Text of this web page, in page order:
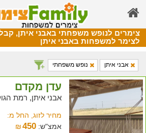
צימרים לנופש משפחתי באבני איתן,
לצימר למשפחות באבני איתן
אבני איתן נופש משפחתי
עדן מקדם
אבני איתן, רמת
מחיר לזוג, החל מ:
אמצ"ש:
₪450